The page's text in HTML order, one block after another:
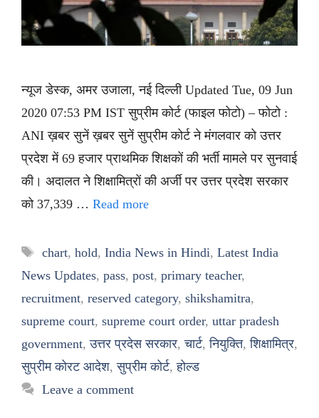
न्यूज डेस्क, अमर उजाला, नई दिल्ली Updated Tue, 09 Jun
2020 07:53 PM IST सुप्रीम कोर्ट (फाइल फोटो) – फोटो :
ANI ख़बर सुनें ख़बर सुनें सुप्रीम कोर्ट ने मंगलवार को उत्तर
प्रदेश में 69 हजार प्राथमिक शिक्षकों की भर्ती मामले पर सुनवाई
की। अदालत ने शिक्षामित्रों की अर्जी पर उत्तर प्रदेश सरकार
को 37,339 … Read more
Tags
chart, hold, India News in Hindi, Latest India
News Updates, pass, post, primary teacher,
recruitment, reserved category, shikshamitra,
supreme court, supreme court order, uttar pradesh
government,उत्तर प्रदेस सरकार,चार्ट,नियुक्ति,शिक्षामित्र,
सुप्रीम कोरट आदेश,सुप्रीम कोर्ट,होल्ड
Leave a comment